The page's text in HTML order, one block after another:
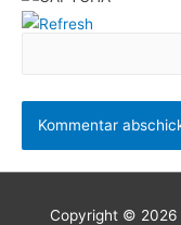
Copyright © 2026